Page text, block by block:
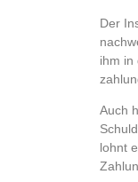
Der
ihm in
Auch
lohnt